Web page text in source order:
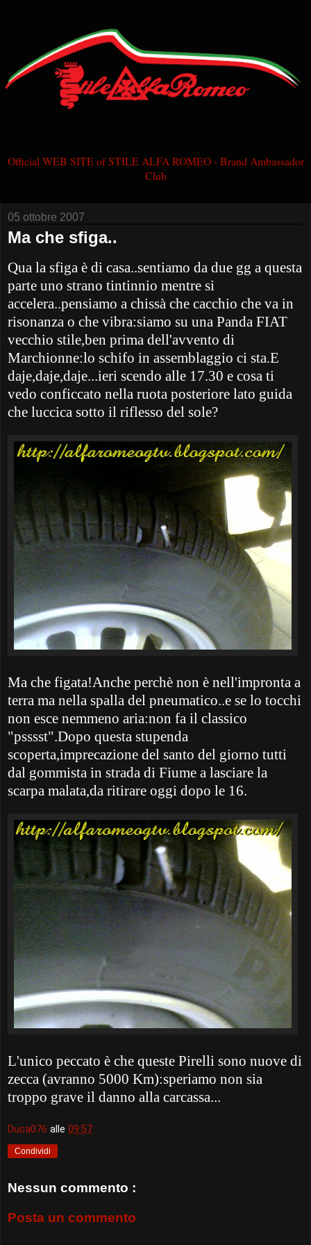
Official WEB SITE of STILE ALFA ROMEO - Brand Ambassador
Club
05 ottobre 2007
Ma che sfiga..
Qua la sfiga è di casa..sentiamo da due gg a questa
parte uno strano tintinnio mentre si
accelera..pensiamo a chissà che cacchio che va in
risonanza o che vibra:siamo su una Panda FIAT
vecchio stile,ben prima dell'avvento di
Marchionne:lo schifo in assemblaggio ci sta.E
daje,daje,daje...ieri scendo alle 17.30 e cosa ti
vedo conficcato nella ruota posteriore lato guida
che luccica sotto il riflesso del sole?
Ma che figata!Anche perchè non è nell'impronta a
terra ma nella spalla del pneumatico..e se lo tocchi
non esce nemmeno aria:non fa il classico
"psssst".Dopo questa stupenda
scoperta,imprecazione del santo del giorno tutti
dal gommista in strada di Fiume a lasciare la
scarpa malata,da ritirare oggi dopo le 16.
L'unico peccato è che queste Pirelli sono nuove di
zecca (avranno 5000 Km):speriamo non sia
troppo grave il danno alla carcassa...
Duca076 alle 09:57
Condividi
Nessun commento :
Posta un commento